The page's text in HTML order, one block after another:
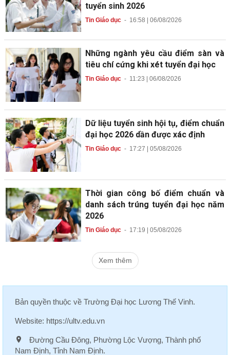
tuyển sinh 2026
Tin Giáo dục- 16:58 | 06/08/2026
Những ngành yêu cầu điểm sàn và
tiêu chí cứng khi xét tuyển đại học
Tin Giáo dục- 11:23 | 06/08/2026
Dữ liệu tuyển sinh hội tụ, điểm chuẩn
đại học 2026 dần được xác định
Tin Giáo dục- 17:27 | 05/08/2026
Thời gian công bố điểm chuẩn và
danh sách trúng tuyển đại học năm
2026
Tin Giáo dục- 17:19 | 05/08/2026
Xem thêm
Bản quyền thuộc về Trường Đại học Lương Thế Vinh.
Website: https://ultv.edu.vn
Đường Cầu Đông, Phường Lộc Vượng, Thành phố
Nam Định, Tỉnh Nam Định.